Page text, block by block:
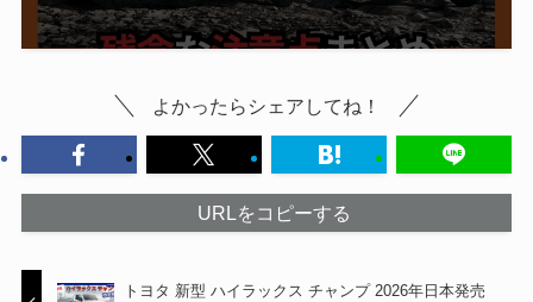
よかったらシェアしてね！
URLをコピーする
トヨタ 新型 ハイラックス チャンプ 2026年日本発売